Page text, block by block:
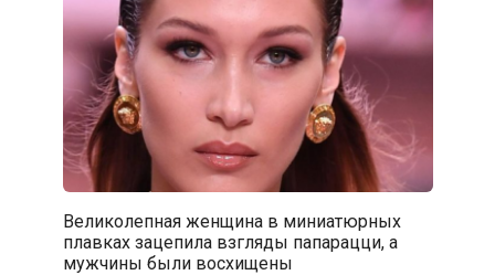
Великолепная женщина в миниатюрных
плавках зацепила взгляды папарацци, а
мужчины были восхищены